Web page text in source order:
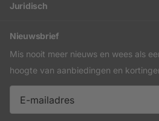
Juridisch
Nieuwsbrief
Mis nooit meer nieuws en wees als
hoogte van aanbiedingen en